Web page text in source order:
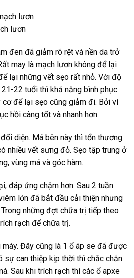
lươn
đen đã giảm rõ rệt và nền da trở
may là mạch lươn không để lại
lại những vết sẹo rất nhỏ. Với độ
22 tuổi thì khả năng bình phục
cơ để lại sẹo cũng giảm đi. Bởi vì
hồi càng tốt và nhanh hơn.
diện. Má bên này thì tổn thương
nhiều vết sưng đỏ. Sẹo tập trung ở
vùng má và góc hàm.
đáp ứng chậm hơn. Sau 2 tuần
lớn đã bắt đầu cải thiện nhưng
những đợt chữa trị tiếp theo
rạch để chữa trị.
mày. Đây cũng là 1 ổ áp se đã được
sự can thiệp kịp thời thì chắc chắn
Sau khi trích rạch thì các ổ apxe